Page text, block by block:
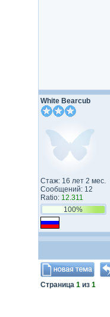
White Bearcub
Стаж: 16 лет 2 мес.
Сообщений: 12
Ratio: 12.311
100%
Страница 1из 1